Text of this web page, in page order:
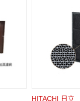
HITACHI 日立